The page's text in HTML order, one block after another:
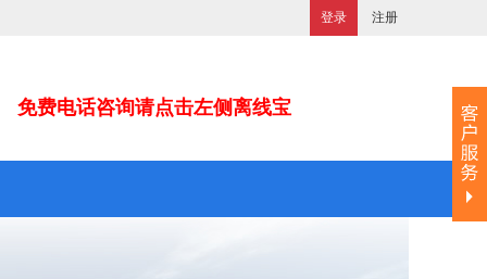
登录 注册
免费电话咨询请点击左侧离线宝